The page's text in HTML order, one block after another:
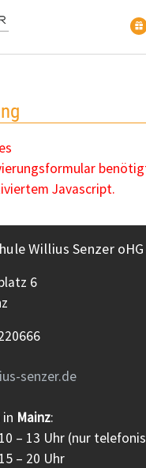
Javascript.
Willius Senzer oHG
6
senzer.de
Mainz:
– 13 Uhr (nur
– 20 Uhr